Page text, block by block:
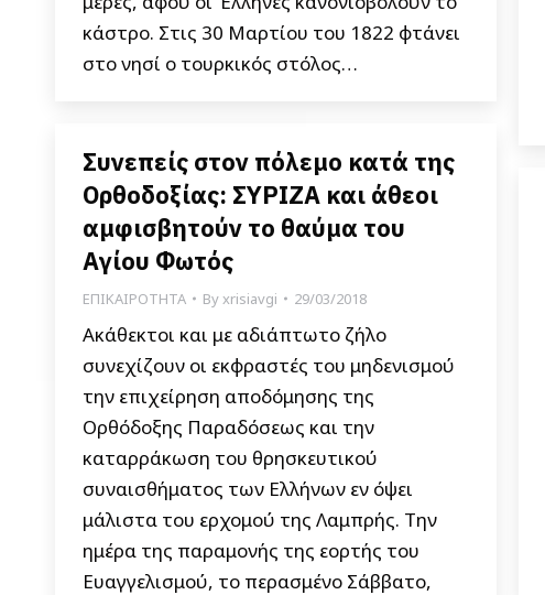
κάστρο. Στις 30 Μαρτίου του 1822 φτάνει
στο νησί ο τουρκικός στόλος…
Συνεπείς στον πόλεμο κατά της
Ορθοδοξίας: ΣΥΡΙΖΑ και άθεοι
αμφισβητούν το θαύμα του
Αγίου Φωτός
ΕΠΙΚΑΙΡΟΤΗΤΑ Byxrisiavgi 29/03/2018
Aκάθεκτοι και με αδιάπτωτο ζήλο
συνεχίζουν οι εκφραστές του μηδενισμού
την επιχείρηση αποδόμησης της
Ορθόδοξης Παραδόσεως και την
καταρράκωση του θρησκευτικού
συναισθήματος των Ελλήνων εν όψει
μάλιστα του ερχομού της Λαμπρής. Την
ημέρα της παραμονής της εορτής του
Ευαγγελισμού, το περασμένο Σάββατο,